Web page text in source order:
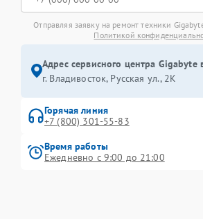
Отправляя заявку на ремонт техники
Политикой
Адрес сервисного центра Gigabyte
г. Владивосток, Русская ул., 2К
Горячая линия
+7 (800) 301-55-83
Время работы
Ежедневно с 9:00 до 21:00